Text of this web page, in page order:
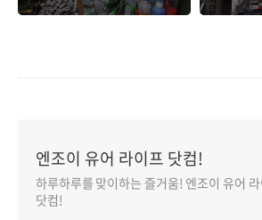
에 가다
가
엔조이 유어 라이프 닷컴!
하루하루를 맞이하는 즐거움! 엔조이 유어
닷컴!